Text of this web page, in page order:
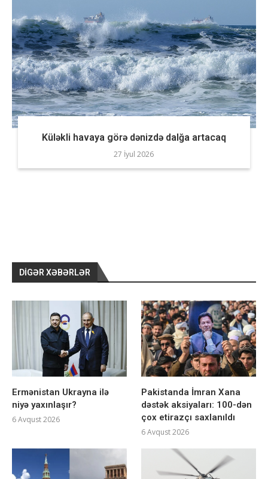
Küləkli havaya görə dənizdə dalğa artacaq
27 İyul 2026
DIGƏR XƏBƏRLƏR
Ermənistan Ukrayna ilə
niyə yaxınlaşır?
6 Avqust 2026
Pakistanda İmran Xana
dəstək aksiyaları: 100-dən
çox etirazçı saxlanıldı
6 Avqust 2026